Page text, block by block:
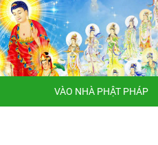
VÀO NHÀ PHẬT PHÁP